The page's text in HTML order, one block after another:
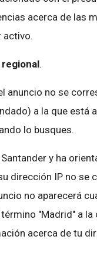
acerca de las
activo.
.
anuncio no se
a la que está
lo busques.
y ha
dirección IP no se
no aparecerá
"Madrid" a
acerca de tu